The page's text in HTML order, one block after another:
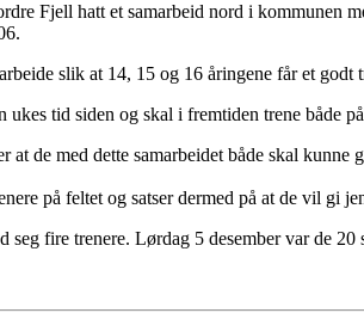
Fjell hatt et samarbeid nord i kommunen
slik at 14, 15 og 16 åringene får et
ukes tid siden og skal i fremtiden trene både
de med dette samarbeidet både skal
på feltet og satser dermed på at de vil gi
fire trenere. Lørdag 5 desember var de